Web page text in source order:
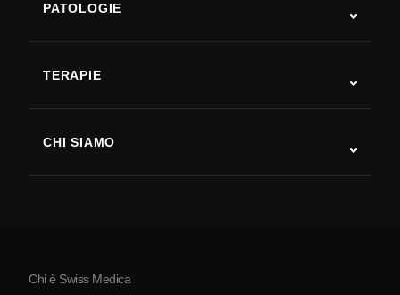
PATOLOGIE
Malattia di Parkinson
Artrite
TERAPIE
CHI SIAMO
La Serbia
Chi è Swiss Medica